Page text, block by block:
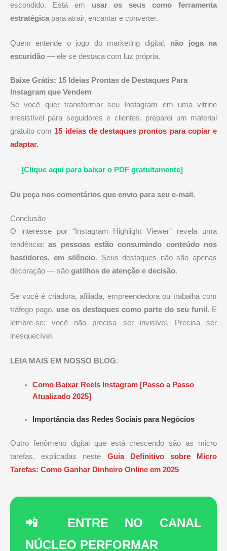
escondido. Está em usar os seus como ferramenta
estratégica para atrair, encantar e converter.
Quem entende o jogo do marketing digital, não joga na
escuridão — ele se destaca com luz própria.
Baixe Grátis: 15 Ideias Prontas de Destaques Para
Instagram que Vendem
Se você quer transformar seu Instagram em uma vitrine
irresistível para seguidores e clientes, preparei um material
gratuito com 15 ideias de destaques prontos para copiar e
adaptar.
[Clique aqui para baixar o PDF gratuitamente]
Ou peça nos comentários que envio para seu e-mail.
Conclusão
O interesse por “Instagram Highlight Viewer” revela uma
tendência:as pessoas estão consumindo conteúdo nos
bastidores, em silêncio. Seus destaques não são apenas
decoração — são gatilhos de atenção e decisão.
Se você é criadora, afiliada, empreendedora ou trabalha com
tráfego pago, use os destaques como parte do seu funil . E
lembre-se: você não precisa ser invisível. Precisa ser
inesquecível.
LEIA MAIS EM NOSSO BLOG:
Como Baixar Reels Instagram [Passo a Passo
Atualizado 2025]
Importância das Redes Sociais para Negócios
Outro fenômeno digital que está crescendo são as micro
tarefas, explicadas neste Guia Definitivo sobre Micro
Tarefas: Como Ganhar Dinheiro Online em 2025
📲 ENTRE NO CANAL
NÚCLEO PERFORMAR